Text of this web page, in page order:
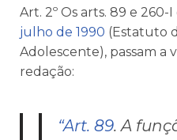
Art. 2º Os arts. 89 e 260-I
julho de 1990 (Estatuto
Adolescente), passam a
redação:
“Art. 89. A